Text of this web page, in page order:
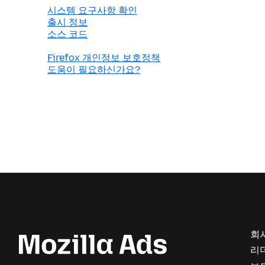
시스템 요구사항 확인
출시 정보
소스 코드
Firefox 개인정보 보호정책
도움이 필요하신가요?
회
리